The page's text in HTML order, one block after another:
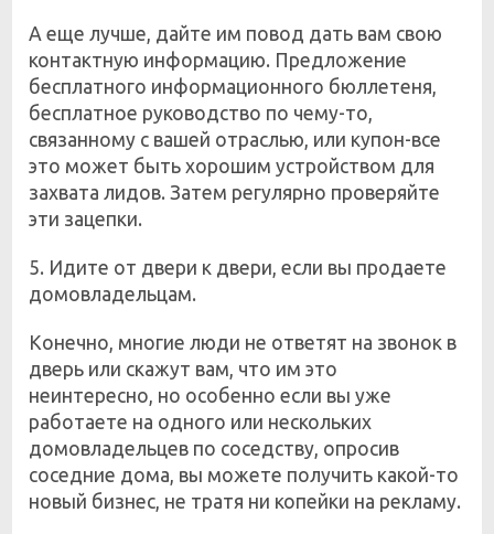
А еще лучше, дайте им повод дать вам свою
контактную информацию. Предложение
бесплатного информационного бюллетеня,
бесплатное руководство по чему-то,
связанному с вашей отраслью, или купон-все
это может быть хорошим устройством для
захвата лидов. Затем регулярно проверяйте
эти зацепки.
5. Идите от двери к двери, если вы продаете
домовладельцам.
Конечно, многие люди не ответят на звонок в
дверь или скажут вам, что им это
неинтересно, но особенно если вы уже
работаете на одного или нескольких
домовладельцев по соседству, опросив
соседние дома, вы можете получить какой-то
новый бизнес, не тратя ни копейки на рекламу.